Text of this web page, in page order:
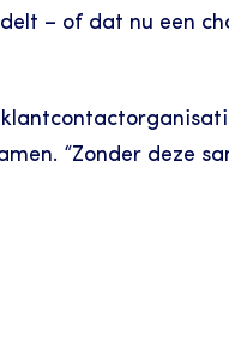
– of dat nu een
“Zonder deze